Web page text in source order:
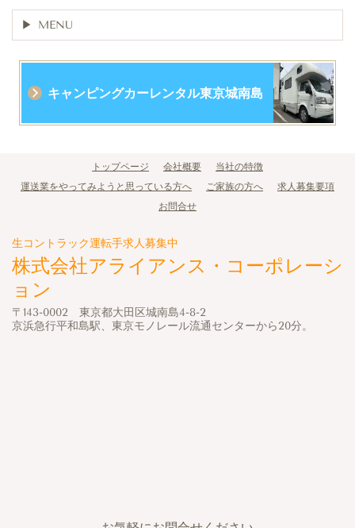
MENU
キャンピングカーレンタル東京城南島
トップページ 会社概要
当社の特徴
運送業をやってみようと思っている方へ
ご家族の方へ
求人募集要項
お問合せ
生コントラック運転手求人募集中
株式会社アライアンス・コーポレーシ
ョン
〒143-0002 東京都大田区城南島4-8-2
京浜急行平和島駅、東京モノレール流通センターから20分。